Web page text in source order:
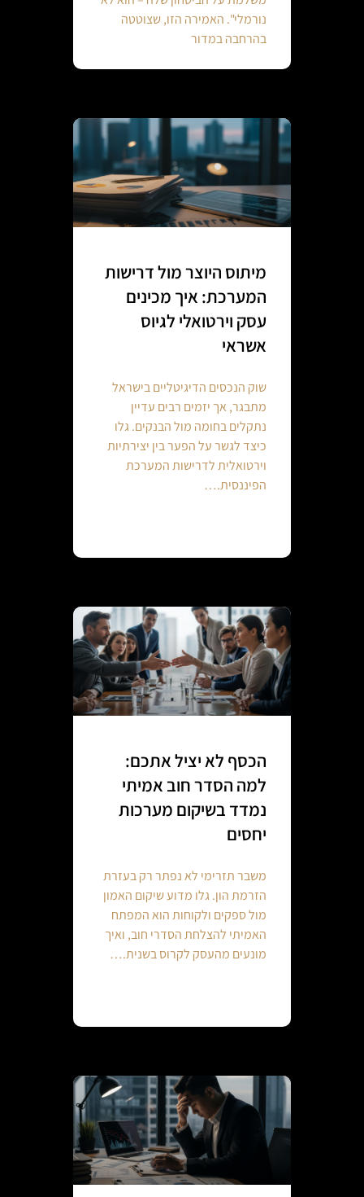
נורמלי". האמירה הזו, שצוטטה
בהרחבה במדור
מיתוס היוצר מול דרישות
המערכת: איך מכינים
עסק וירטואלי לגיוס
אשראי
שוק הנכסים הדיגיטליים בישראל
מתבגר, אך יזמים רבים עדיין
נתקלים בחומה מול הבנקים. גלו
כיצד לגשר על הפער בין יצירתיות
וירטואלית לדרישות המערכת
הפיננסית.…
הכסף לא יציל אתכם:
למה הסדר חוב אמיתי
נמדד בשיקום מערכות
יחסים
משבר תזרימי לא נפתר רק בעזרת
הזרמת הון. גלו מדוע שיקום האמון
מול ספקים ולקוחות הוא המפתח
האמיתי להצלחת הסדרי חוב, ואיך
מונעים מהעסק לקרוס בשנית.…